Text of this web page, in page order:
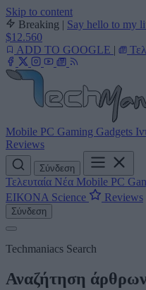
Skip to content
Breaking | Say hello to my
$12.560
ADD TO GOOGLE |
Mobile PC Gaming Gadgets
Reviews
Σύνδεση
Τελευταία Νέα Mobile PC
ΕΙΚΟΝΑ Science Reviews
Σύνδεση
Techmaniacs Search
Αναζήτηση άρθρων